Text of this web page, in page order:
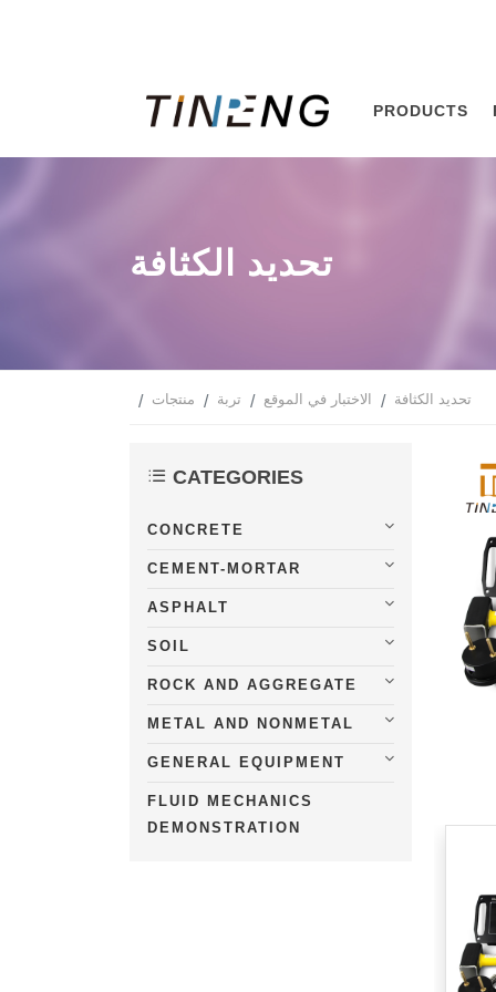
PRODUCTS
تحديد الكثافة
منتجات تربة الاختبار في الموقع تحديد الكثافة
CATEGORIES
CONCRETE
CEMENT-MORTAR
ASPHALT
SOIL
ROCK AND AGGREGATE
METAL AND NONMETAL
GENERAL EQUIPMENT
FLUID MECHANICS
DEMONSTRATION